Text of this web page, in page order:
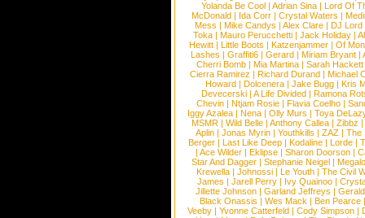
Yolanda Be Cool |Adrian Sina |Lord Of
McDonald | Ida Corr |Crystal Waters |
Mess | Mike Candys | Alex Clare | DJ Lord
Toka | Mauro Perucchetti | Jack Holiday |
Hewitt |Little Boots |Katzenjammer |Of
Lashes |Graffiti6 |Gerard |Miriam Bryant |
Cherri Bomb | Mia Martina | Sarah Hackett
Cierra Ramirez | Richard Durand | Michael
Howard |Dolcenera |Jake Bugg |Kris
Devecerski |A Life Divided |Ramona
Chevin |Ntjam Rosie |Flavia Coelho |
Iggy Azalea | Nena | Olly Murs | Toya
MSMR |Wild Belle |Anthony Callea |Zibbz
Aplin | Jonas Myrin | Youthkills | ZAZ | The
Berger |Last Like Deep |Kodaline |Lorde |
|Ace Wilder |Eklipse |Sharon Doorson |
Star And Dagger | Stephanie Neigel |
Krewella | Johnossi | Le Youth | The Civil
James | Jarell Perry | Ivy Quainoo |
Jillette Johnson | Garland Jeffreys |
Black Onassis | Wes Mack | Ben Pearce
Veeby | Yvonne Catterfeld | Cody Simpson |